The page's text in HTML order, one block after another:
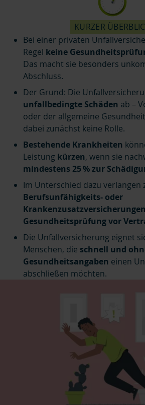
KURZER
Bei einer privaten
Regel keine
Das macht sie besonders
Abschluss.
Der Grund: Die
unfallbedingte Schäden ab –
oder der allgemeine
dabei zunächst keine Rolle.
Bestehende Krankheiten
Leistung kürzen, wenn sie
mindestens 25 % zur
Im Unterschied dazu verlangen
Berufsunfähigkeits- oder
Krankenzusatzversicherungen
Gesundheitsprüfung vor
Die Unfallversicherung eignet
Menschen, die schnell und
Gesundheitsangaben einen
abschließen möchten.